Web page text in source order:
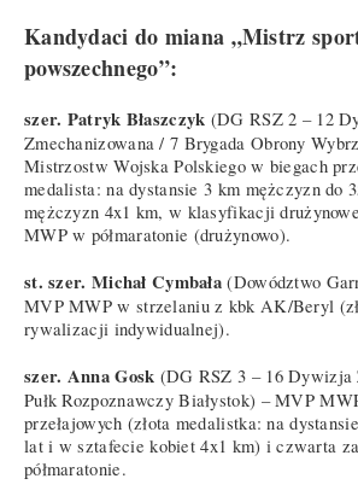
Kandydaci do miana „Mistrz
powszechnego”:
szer. Patryk Błaszczyk (DG RSZ 2 – 12
Zmechanizowana / 7 Brygada Obrony
Mistrzostw Wojska Polskiego w biegach
medalista: na dystansie 3 km mężczyzn do
mężczyzn 4x1 km, w klasyfikacji
MWP w półmaratonie (drużynowo).
st. szer. Michał Cymbała (Dowództwo
MVP MWP w strzelaniu z kbk AK/Beryl
rywalizacji indywidualnej).
szer. Anna Gosk (DG RSZ 3 – 16 Dywizja
Pułk Rozpoznawczy Białystok) – MVP
przełajowych (złota medalistka: na
lat i w sztafecie kobiet 4x1 km) i czwarta
półmaratonie.